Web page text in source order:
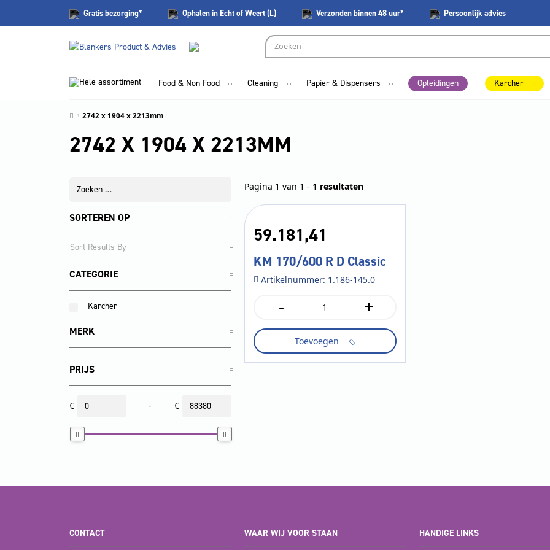
Gratisbezorging* Ophalen in Echt of Weert (L) Verzondenbinnen 48 uur* Persoonlijkadvies
Hele assortiment Food & Non-Food Cleaning Papier & Dispensers Opleidingen Karcher
2742 x 1904 x 2213mm
2742 X 1904 X 2213MM
SORTEREN OP
CATEGORIE
Karcher
MERK
PRIJS
€ €
-
Pagina 1 van 1 - 1 resultaten
59.181,41
KM 170/600 R D Classic
Artikelnummer: 1.186-145.0
-
R
Classic
aantal
+
Toevoegen
CONTACT WAAR WIJ VOOR STAAN HANDIGE LINKS